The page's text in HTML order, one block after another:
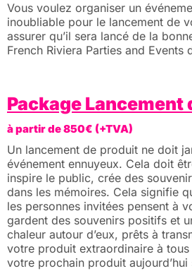
Vous voulez organiser un
inoubliable pour le lancement de
assurer qu’il sera lancé de la
French Riviera Parties and Events
Package Lancement
à partir de 850€ (+TVA)
Un lancement de produit ne doit
événement ennuyeux. Cela doit
inspire le public, crée des
dans les mémoires. Cela signifie
les personnes invitées pensent à
gardent des souvenirs positifs et
chaleur autour d’eux, prêts à
votre produit extraordinaire à tous
votre prochain produit aujourd’hui